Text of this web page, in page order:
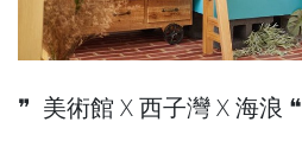
❞ 美術館 X 西子灣 X 海浪 ❝